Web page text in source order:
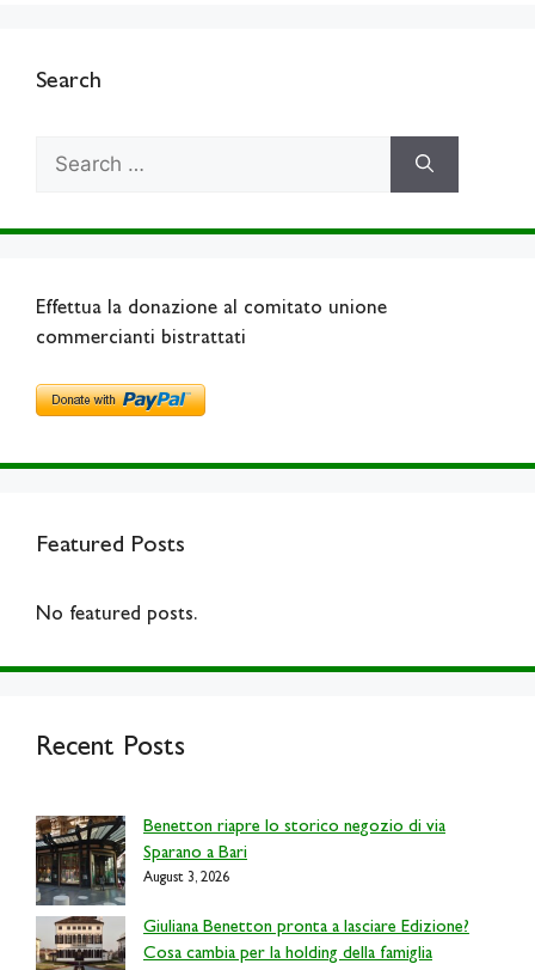
Search
Effettua la donazione al comitato unione
commercianti bistrattati
Featured Posts
No featured posts.
Recent Posts
Benetton riapre lo storico negozio di via
Sparano a Bari
August 3, 2026
Giuliana Benetton pronta a lasciare Edizione?
Cosa cambia per la holding della famiglia